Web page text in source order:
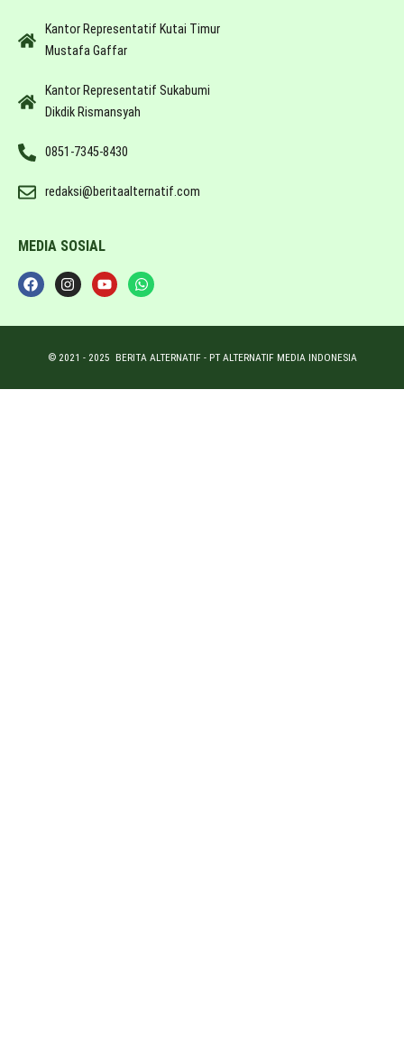
Kantor Representatif Kutai Timur
Mustafa Gaffar
Kantor Representatif Sukabumi
Dikdik Rismansyah
0851-7345-8430
redaksi@beritaalternatif.com
MEDIA SOSIAL
© 2021 - 2025 BERITA ALTERNATIF - PT ALTERNATIF MEDIA INDONESIA